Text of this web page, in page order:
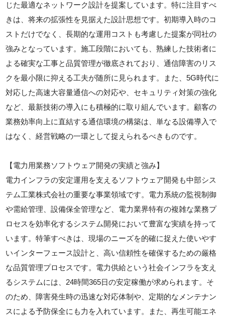
じた最適なネットワーク設計を提案しています。特に注目すべ
きは、将来の拡張性を見据えた設計思想です。初期導入時のコ
ストだけでなく、長期的な運用コストも考慮した提案が同社の
強みとなっています。施工段階においても、熟練した技術者に
よる確実な工事と品質管理が徹底されており、通信障害のリス
クを最小限に抑える工夫が随所に見られます。また、5G時代に
対応した高速大容量通信への対応や、セキュリティ対策の強化
など、最新技術の導入にも積極的に取り組んでいます。顧客の
業務効率向上に直結する通信環境の構築は、単なる設備導入で
はなく、経営戦略の一環として捉えられるべきものです。
【電力用業務ソフトウェア開発の実績と強み】
電力インフラの安定運用を支えるソフトウェア開発も中部シス
テム工業株式会社の重要な事業領域です。電力系統の監視制御
や需給管理、設備保全管理など、電力業界特有の複雑な業務プ
ロセスを効率化するシステム開発において豊富な実績を持って
います。特筆すべきは、現場のニーズを的確に捉えた使いやす
いインターフェース設計と、高い信頼性を確保するための厳格
な品質管理プロセスです。電力供給という社会インフラを支え
るシステムには、24時間365日の安定稼働が求められます。そ
のため、障害発生時の迅速な対応体制や、定期的なメンテナン
スによる予防保全にも力を入れています。また、再生可能エネ